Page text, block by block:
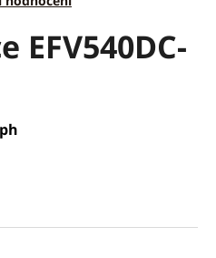
EFV540DC-